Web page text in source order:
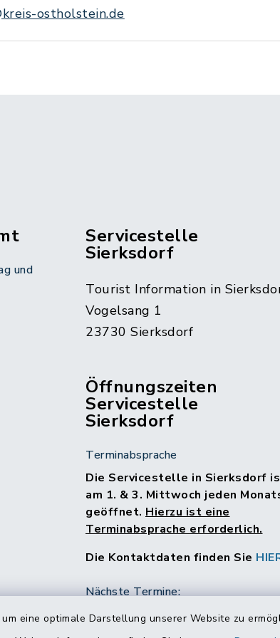
eine optimale Darstellung unserer Website zu
ostholstein.de
und
Servicestelle
Sierksdorf
Tourist Information in
Vogelsang 1
23730 Sierksdorf
Öffnungszeiten
Servicestelle
Sierksdorf
Terminabsprache
Die Servicestelle in Sierksdorf
am 1. & 3. Mittwoch jeden
geöffnet. Hierzu ist eine
Terminabsprache erforderlich.
Die Kontaktdaten finden Sie
Nächste Termine:
15.07.2026